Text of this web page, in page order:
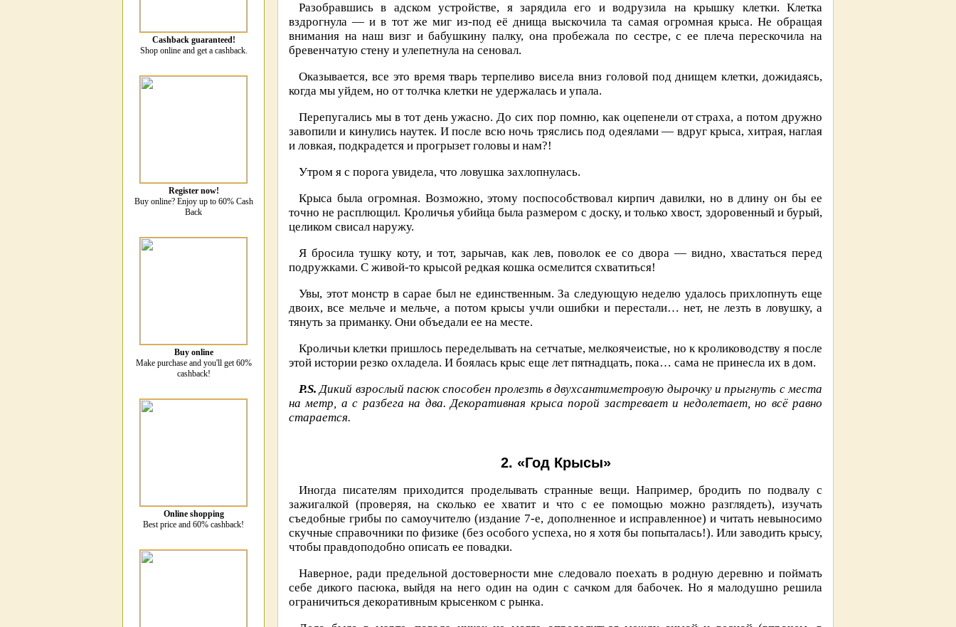
Разобравшись в адском устройстве, я зарядила его и водрузила на крышку клетки. Клетка
вздрогнула — и в тот же миг из-под её днища выскочила та самая огромная крыса. Не обращая
внимания на наш визг и бабушкину палку, она пробежала по сестре, с ее плеча перескочила на
бревенчатую стену и улепетнула на сеновал.
Оказывается, все это время тварь терпеливо висела вниз головой под днищем клетки, дожидаясь,
когда мы уйдем, но от толчка клетки не удержалась и упала.
Перепугались мы в тот день ужасно. До сих пор помню, как оцепенели от страха, а потом дружно
завопили и кинулись наутек. И после всю ночь тряслись под одеялами — вдруг крыса, хитрая, наглая
и ловкая, подкрадется и прогрызет головы и нам?!
Утром я с порога увидела, что ловушка захлопнулась.
Крыса была огромная. Возможно, этому поспособствовал кирпич давилки, но в длину он бы ее
точно не расплющил. Кроличья убийца была размером с доску, и только хвост, здоровенный и бурый,
целиком свисал наружу.
Я бросила тушку коту, и тот, зарычав, как лев, поволок ее со двора — видно, хвастаться перед
подружками. С живой-то крысой редкая кошка осмелится схватиться!
Увы, этот монстр в сарае был не единственным. За следующую неделю удалось прихлопнуть еще
двоих, все мельче и мельче, а потом крысы учли ошибки и перестали… нет, не лезть в ловушку, а
тянуть за приманку. Они объедали ее на месте.
Кроличьи клетки пришлось переделывать на сетчатые, мелкоячеистые, но к кролиководству я после
этой истории резко охладела. И боялась крыс еще лет пятнадцать, пока… сама не принесла их в дом.
P.S. Дикий взрослый пасюк способен пролезть в двухсантиметровую дырочку и прыгнуть с места
на метр, а с разбега на два. Декоративная крыса порой застревает и недолетает, но всё равно
старается.
2. «Год Крысы»
Иногда писателям приходится проделывать странные вещи. Например, бродить по подвалу с
зажигалкой (проверяя, на сколько ее хватит и что с ее помощью можно разглядеть), изучать
съедобные грибы по самоучителю (издание 7-е, дополненное и исправленное) и читать невыносимо
скучные справочники по физике (без особого успеха, но я хотя бы попыталась!). Или заводить крысу,
чтобы правдоподобно описать ее повадки.
Наверное, ради предельной достоверности мне следовало поехать в родную деревню и поймать
себе дикого пасюка, выйдя на него один на один с сачком для бабочек. Но я малодушно решила
ограничиться декоративным крысенком с рынка.
Cashback guaranteed!
Shop online and get a cashback.
Register now!
Buy online? Enjoy up to 60% Cash
Back
Buy online
Make purchase and you'll get 60%
cashback!
Online shopping
Best price and 60% cashback!